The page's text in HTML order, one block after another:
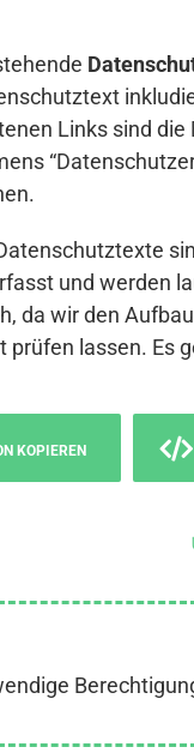
Links sind
und werden
da wir den
prüfen lassen. Es
KOPIEREN